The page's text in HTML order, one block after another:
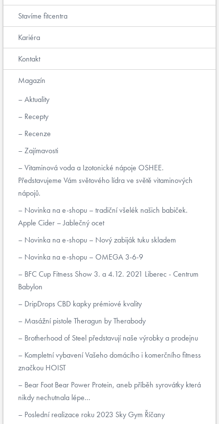
Stavíme fitcentra
Kariéra
Kontakt
Magazín
Aktuality
Recepty
Recenze
Zajímavosti
Vitaminová voda a Izotonické nápoje OSHEE.
Představujeme Vám světového lídra ve světě vitaminových
nápojů.
Novinka na e-shopu – tradiční všelék našich babiček.
Apple Cider – Jablečný ocet
Novinka na e-shopu – Nový zabiják tuku skladem
Novinka na e-shopu – OMEGA 3-6-9
BFC Cup Fitness Show 3. a 4.12. 2021 Liberec - Centrum
Babylon
DripDrops CBD kapky prémiové kvality
Masážní pistole Theragun by Therabody
Brotherhood of Steel představují naše výrobky a prodejnu
Kompletní vybavení Vašeho domácího i komerčního fitness
značkou HOIST
Bear Foot Bear Power Protein, aneb příběh syrovátky která
nikdy nechutnala lépe...
Poslední realizace roku 2023 Sky Gym Říčany